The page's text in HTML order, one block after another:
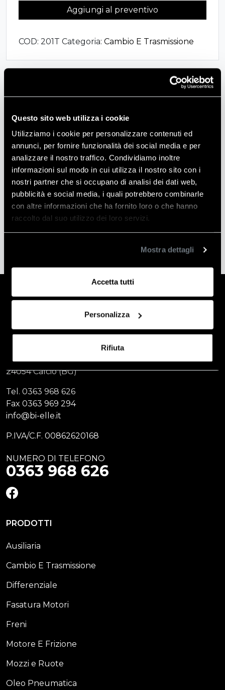
Questo sito web utilizza i cookie
Utilizziamo i cookie per personalizzare contenuti ed
annunci, per fornire funzionalità dei social media e per
analizzare il nostro traffico. Condividiamo inoltre
informazioni sul modo in cui utilizza il nostro sito con i
nostri partner che si occupano di analisi dei dati web,
pubblicità e social media, i quali potrebbero combinarle
con altre informazioni che ha fornito loro o che hanno
raccolto dal suo utilizzo dei loro servizi.
Mostra dettagli
Accetta tutti
Personalizza
Rifiuta
ESTRATTORE
PER
CUSCINETTI
Aggiungi al preventivo
COD: 201T Categoria: Cambio E Trasmissione
Informazioni aggiuntive
Peso 5 kg
Produttore Bi-Elle
BI. ELLE di Agosti & C. s.a.s
Via Chiesa Vecchia, 19
24054 Calcio (BG)
Tel. 0363 968 626
Fax 0363 969 294
info@bi-elle.it
P.IVA/C.F. 00862620168
NUMERO DI TELEFONO
0363 968 626
FACEBOOK
PRODOTTI
Ausiliaria
Cambio E Trasmissione
Differenziale
Fasatura Motori
Freni
Motore E Frizione
Mozzi e Ruote
Oleo Pneumatica